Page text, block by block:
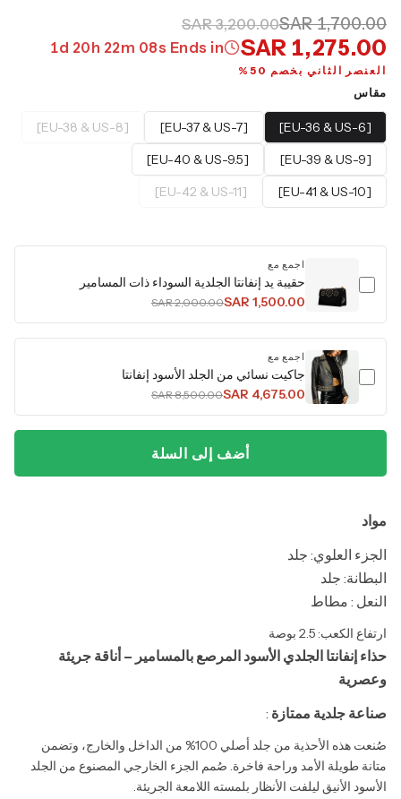
SAR 1,700.00
SAR 3,200.00
SAR 1,275.00
Ends in
1d 20h 22m 07s
العنصر الثاني بخصم 50%
مقاس
[EU-36 & US-6]
[EU-37 & US-7]
[EU-38 & US-8]
[EU-39 & US-9]
[EU-40 & US-9.5]
[EU-41 & US-10]
[EU-42 & US-11]
اجمع مع
حقيبة يد إنفانتا الجلدية السوداء ذات المسامير
SAR 1,500.00
SAR 2,000.00
اجمع مع
جاكيت نسائي من الجلد الأسود إنفانتا
SAR 4,675.00
SAR 8,500.00
أضف إلى السلة
مواد
الجزء العلوي: جلد
البطانة: جلد
النعل : مطاط
ارتفاع الكعب: 2.5 بوصة
حذاء إنفانتا الجلدي الأسود المرصع بالمسامير – أناقة جريئة
وعصرية
صناعة جلدية ممتازة :
صُنعت هذه الأحذية من جلد أصلي 100% من الداخل والخارج، وتضمن
متانة طويلة الأمد وراحة فاخرة. صُمم الجزء الخارجي المصنوع من الجلد
الأسود الأنيق ليلفت الأنظار بلمسته اللامعة الجريئة.